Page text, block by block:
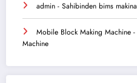
admin - Sahibinden bims
Mobile Block Making Machine -
Machine